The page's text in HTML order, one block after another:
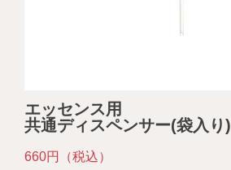
エッセンス用
共通ディスペンサー(袋入り)
660円（税込）